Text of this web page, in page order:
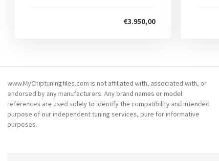
€3.950,00
www.MyChiptuningfiles.com is not affiliated with, associated with, or
endorsed by any manufacturers. Any brand names or model
references are used solely to identify the compatibility and intended
purpose of our independent tuning services, pure for informative
purposes.